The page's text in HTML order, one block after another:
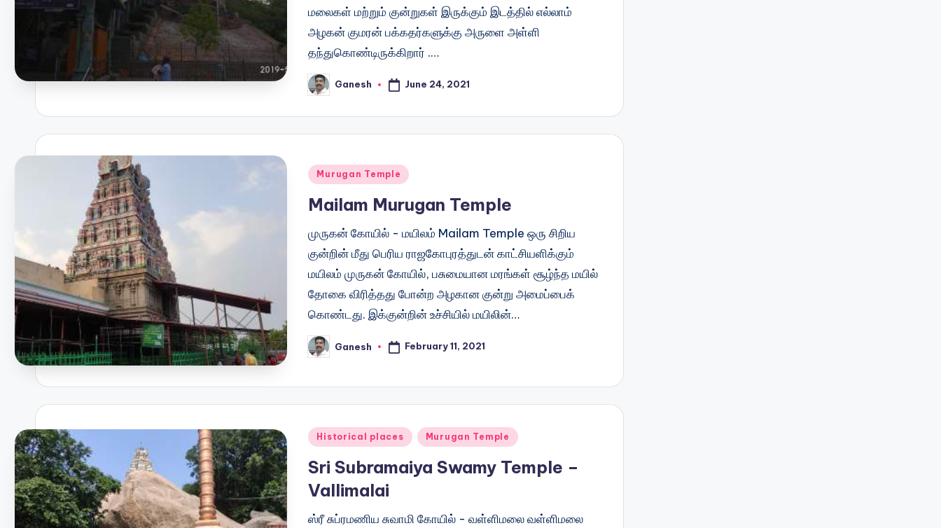
மலைகள் மற்றும் குன்றுகள் இருக்கும் இடத்தில் எல்லாம்
அழகன் குமரன் பக்கதர்களுக்கு அருளை அள்ளி
தந்துகொண்டிருக்கிறார் .…
Posted
by
Ganesh June 24, 2021
Posted
Murugan Temple
Mailam Murugan Temple
முருகன் கோயில் - மயிலம் Mailam Temple ஒரு சிறிய
குன்றின் மீது பெரிய ராஜகோபுரத்துடன் காட்சியளிக்கும்
மயிலம் முருகன் கோயில், பசுமையான மரங்கள் சூழ்ந்த மயில்
தோகை விரித்தது போன்ற அழகான குன்று அமைப்பைக்
கொண்டது. இக்குன்றின் உச்சியில் மயிலின்…
Posted
by
Ganesh February 11, 2021
Posted
Historical places Murugan Temple
Sri Subramaiya Swamy Temple –
Vallimalai
ஸ்ரீ சுப்ரமணிய சுவாமி கோயில் - வள்ளிமலை வள்ளிமலை